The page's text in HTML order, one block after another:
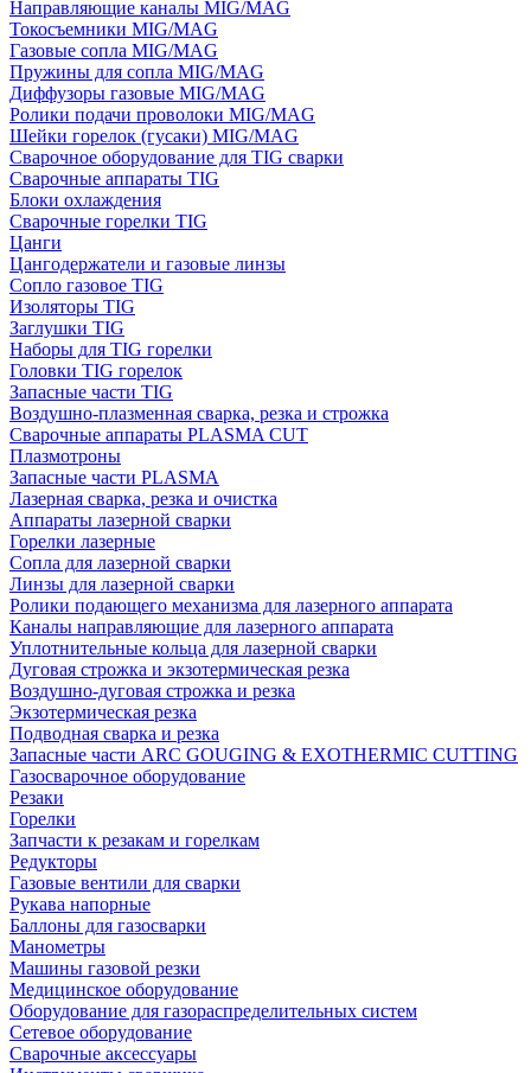
Направляющие каналы MIG/MAG
Токосъемники MIG/MAG
Газовые сопла MIG/MAG
Пружины для сопла MIG/MAG
Диффузоры газовые MIG/MAG
Ролики подачи проволоки MIG/MAG
Шейки горелок (гусаки) MIG/MAG
Сварочное оборудование для TIG сварки
Сварочные аппараты TIG
Блоки охлаждения
Сварочные горелки TIG
Цанги
Цангодержатели и газовые линзы
Сопло газовое TIG
Изоляторы TIG
Заглушки TIG
Наборы для TIG горелки
Головки TIG горелок
Запасные части TIG
Воздушно-плазменная сварка, резка и строжка
Сварочные аппараты PLASMA CUT
Плазмотроны
Запасные части PLASMA
Лазерная сварка, резка и очистка
Аппараты лазерной сварки
Горелки лазерные
Сопла для лазерной сварки
Линзы для лазерной сварки
Ролики подающего механизма для лазерного аппарата
Каналы направляющие для лазерного аппарата
Уплотнительные кольца для лазерной сварки
Дуговая строжка и экзотермическая резка
Воздушно-дуговая строжка и резка
Экзотермическая резка
Подводная сварка и резка
Запасные части ARC GOUGING & EXOTHERMIC CUTTING
Газосварочное оборудование
Резаки
Горелки
Запчасти к резакам и горелкам
Редукторы
Газовые вентили для сварки
Рукава напорные
Баллоны для газосварки
Манометры
Машины газовой резки
Медицинское оборудование
Оборудование для газораспределительных систем
Сетевое оборудование
Сварочные аксессуары